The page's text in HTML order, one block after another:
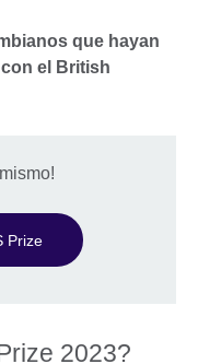
que hayan
el British
Prize
2023?​